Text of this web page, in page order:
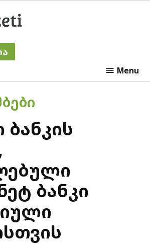
Menu
ბანკის
ბანკი